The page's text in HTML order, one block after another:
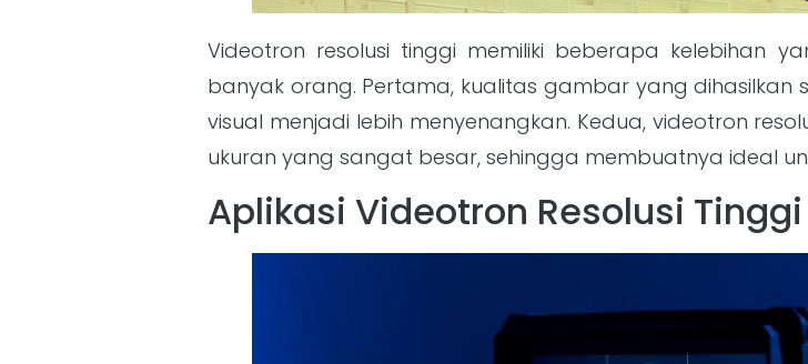
Videotron resolusi tinggi memiliki beberapa kelebihan
banyak orang. Pertama, kualitas gambar yang
visual menjadi lebih menyenangkan. Kedua, videotron
ukuran yang sangat besar, sehingga membuatnya ideal
Aplikasi Videotron Resolusi Tinggi